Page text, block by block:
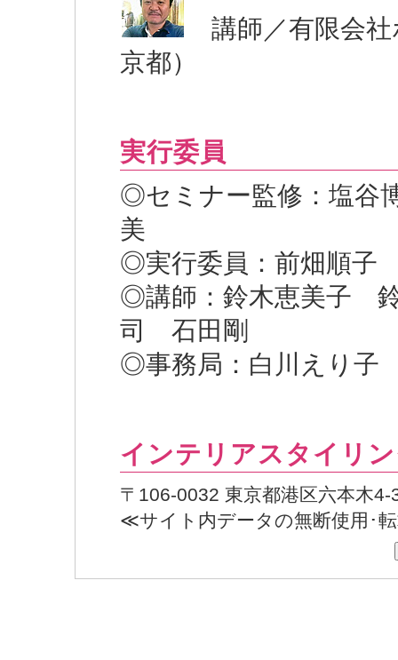
講師／有限会
京都）
実行委員
◎セミナー監修：塩
美
◎実行委員：前畑順
◎講師：鈴木恵美子
司 石田剛
◎事務局：白川えり子
インテリアスタイリ
〒106-0032 東京都港区六本木
≪サイト内データの無断使用･